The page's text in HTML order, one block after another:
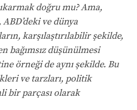
doğru mu? Ama,
ve dünya
karşılaştırılabilir şekilde,
bağımsız düşünülmesi
örneği de aynı şekilde. Bu
ve tarzları, politik
bir parçası olarak